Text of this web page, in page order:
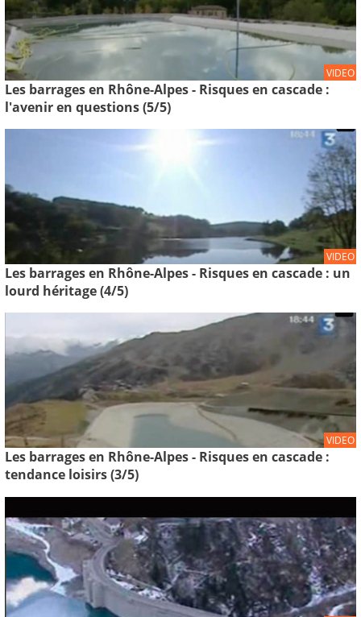
VIDEO
Les barrages en Rhône-Alpes - Risques en cascade :
l'avenir en questions (5/5)
VIDEO
Les barrages en Rhône-Alpes - Risques en cascade : un
lourd héritage (4/5)
VIDEO
Les barrages en Rhône-Alpes - Risques en cascade :
tendance loisirs (3/5)